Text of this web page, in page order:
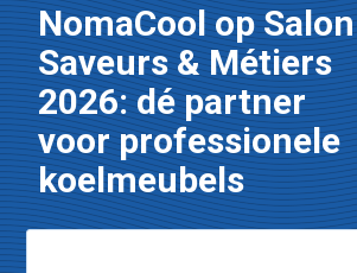
NomaCool op Salon
Saveurs & Métiers
2026: dé partner
voor professionele
koelmeubels